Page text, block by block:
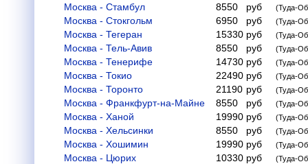
Москва - Стамбул 8550 руб (Туда-
Москва - Стокгольм 6950 руб (Туда-
Москва - Тегеран 15330 руб (Туда-
Москва - Тель-Авив 8550 руб (Туда-
Москва - Тенерифе 14730 руб (Туда-
Москва - Токио 22490 руб (Туда-
Москва - Торонто 21190 руб (Туда-
Москва - Франкфурт-на-Майне 8550 руб (Туда-
Москва - Ханой 19990 руб (Туда-
Москва - Хельсинки 8550 руб (Туда-
Москва - Хошимин 19990 руб (Туда-
Москва - Цюрих 10330 руб (Туда-